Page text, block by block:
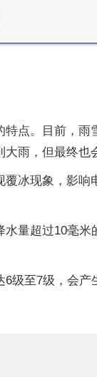
点。目前，
雨，但最终也
冰现象，影
量超过10毫
级至7级，会